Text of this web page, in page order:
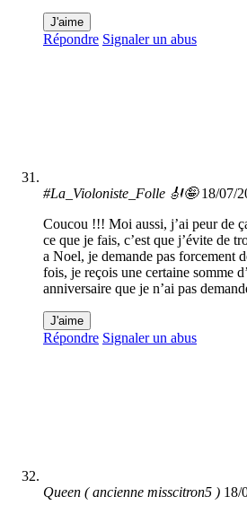
J'aime
Répondre Signaler un abus
#La_Violoniste_Folle 🎻🤪 18/07/
Coucou !!! Moi aussi, j’ai peur de
ce que je fais, c’est que j’évite de
a Noel, je demande pas forcement
fois, je reçois une certaine somme
anniversaire que je n’ai pas
J'aime
Répondre Signaler un abus
Queen ( ancienne misscitron5 ) 18/